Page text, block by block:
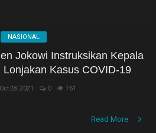
NASIONAL
Jokowi Instruksikan Kepala
Lonjakan Kasus COVID-19
Oct 28, 2021 0 761
Read More